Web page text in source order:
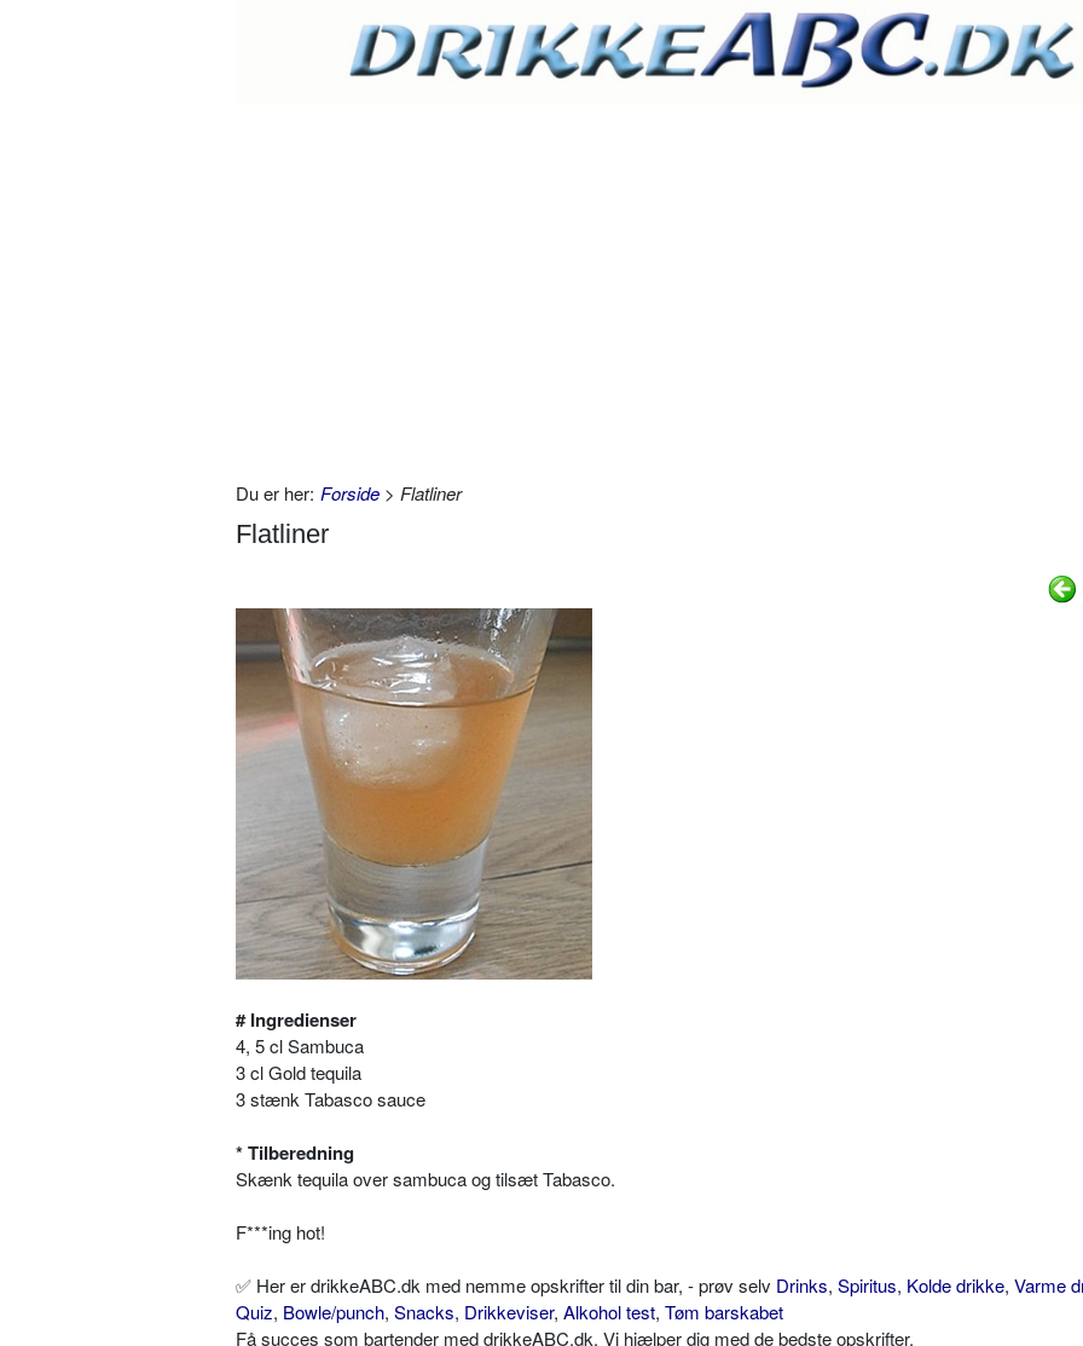
Du er her: Forside > Flatliner
Flatliner
# Ingredienser
4, 5 cl Sambuca
3 cl Gold tequila
3 stænk Tabasco sauce
* Tilberedning
Skænk tequila over sambuca og tilsæt Tabasco.
F***ing hot!
✅ Her er drikkeABC.dk med nemme opskrifter til din bar, - prøv selv Drinks, Spiritus, Kolde drikke, Varme
Quiz, Bowle/punch, Snacks, Drikkeviser, Alkohol test, Tøm barskabet
Få succes som bartender med drikkeABC.dk. Vi hjælper dig med de bedste opskrifter.